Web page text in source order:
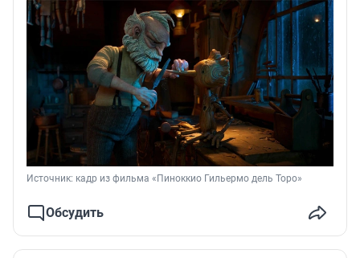
Источник: кадр из фильма «Пиноккио Гильермо дель Торо»
Обсудить